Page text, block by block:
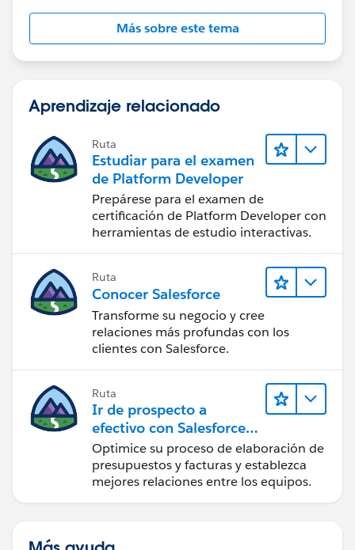
Más sobre este tema
Aprendizaje relacionado
Ruta
Estudiar para el examen
de Platform Developer
Prepárese para el examen de
certificación de Platform Developer con
herramientas de estudio interactivas.
Ruta
Conocer Salesforce
Transforme su negocio y cree
relaciones más profundas con los
clientes con Salesforce.
Ruta
Ir de prospecto a
efectivo con Salesforce
CPQ y Salesforce Billing
Optimice su proceso de elaboración de
presupuestos y facturas y establezca
mejores relaciones entre los equipos.